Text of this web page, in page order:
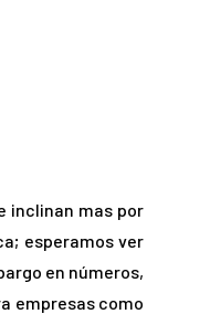
inclinan mas por
esperamos ver
en números,
empresas como